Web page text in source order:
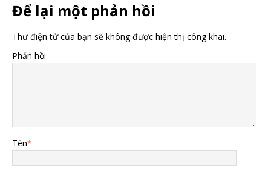
Để lại một phản hồi
Thư điện tử của bạn sẽ không được hiện thị công khai.
Phản hồi
Tên*